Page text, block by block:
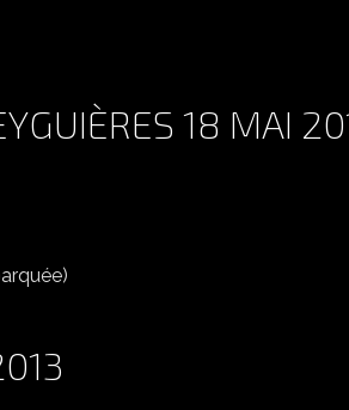
18 MAI
1ER SLALOM GMS SALON-